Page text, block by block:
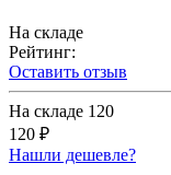
На складе
Рейтинг:
Оставить отзыв
На складе 120
120 ₽
Нашли дешевле?